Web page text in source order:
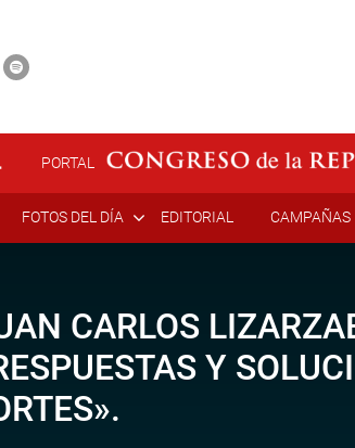
PORTAL
FOTOS DEL DÍA EDITORIAL CAMPAÑAS
CARLOS
Y